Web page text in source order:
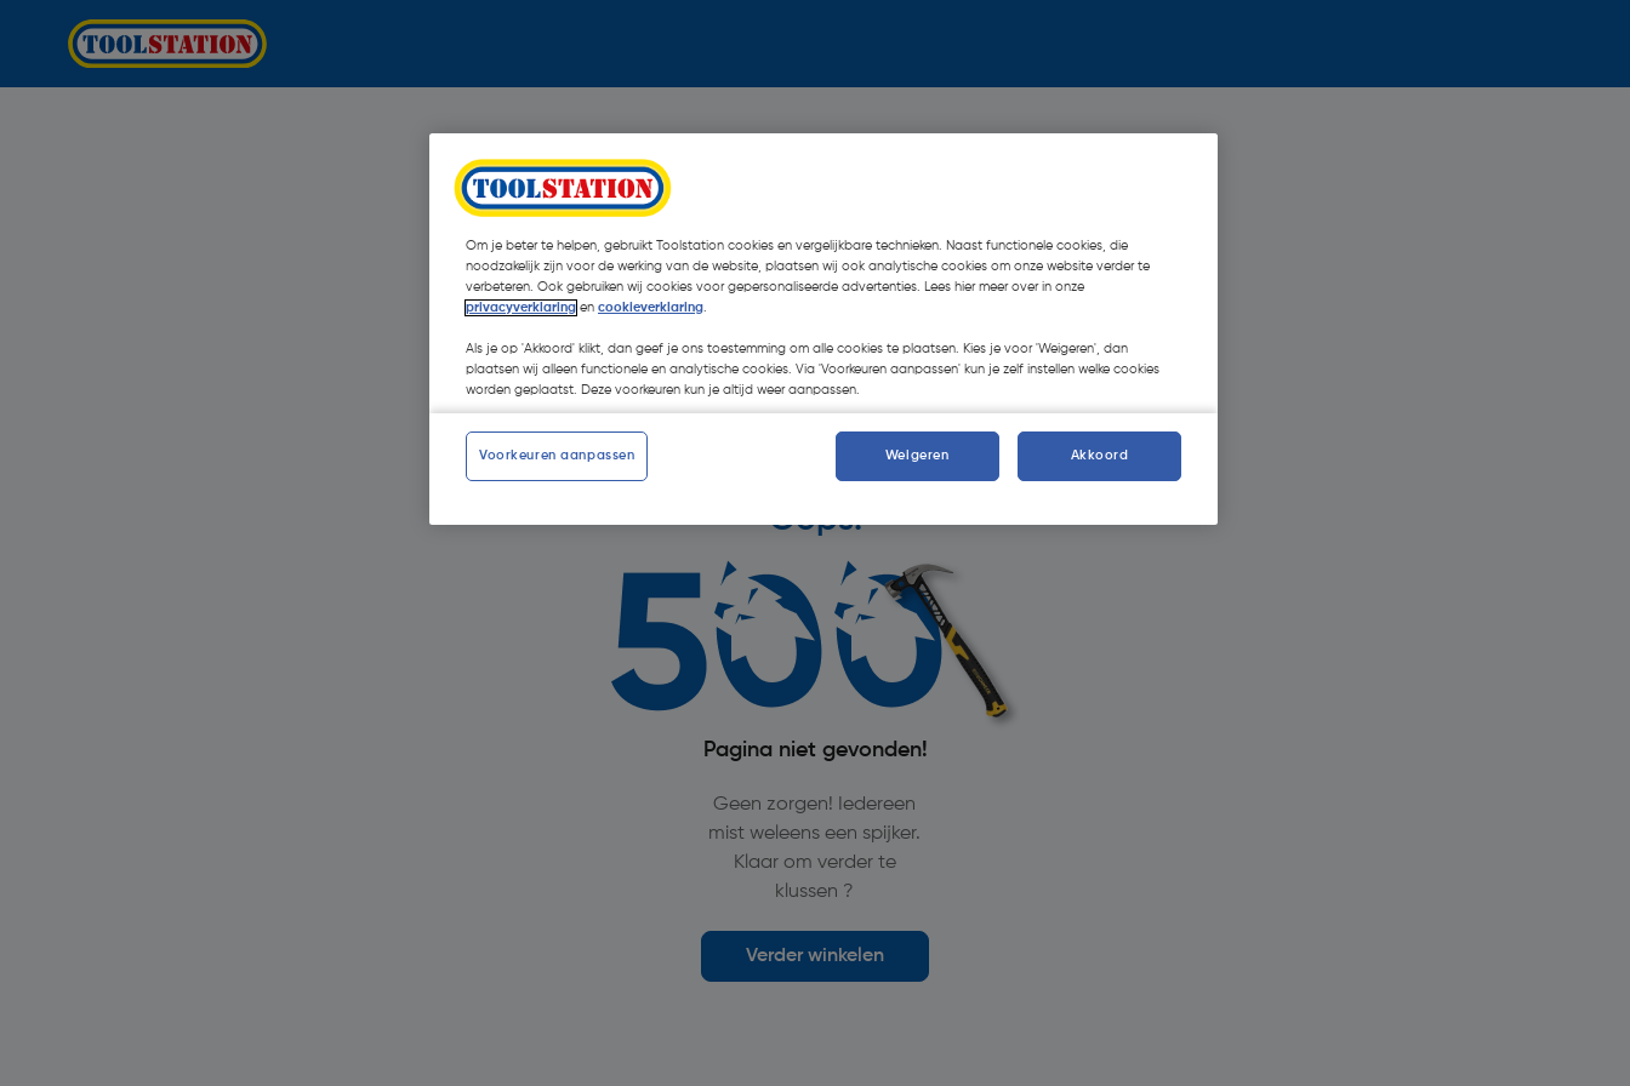
Oops!
Pagina niet gevonden!
Geen zorgen! Iedereen
mist weleens een spijker.
Klaar om verder te
klussen ?
Verder winkelen
Om je beter te helpen, gebruikt Toolstation cookies en vergelijkbare technieken. Naast functionele cookies, die
noodzakelijk zijn voor de werking van de website, plaatsen wij ook analytische cookies om onze website verder te
verbeteren. Ook gebruiken wij cookies voor gepersonaliseerde advertenties. Lees hier meer over in onze
privacyverklaring en cookieverklaring.
Als je op 'Akkoord' klikt, dan geef je ons toestemming om alle cookies te plaatsen. Kies je voor 'Weigeren', dan
plaatsen wij alleen functionele en analytische cookies. Via 'Voorkeuren aanpassen' kun je zelf instellen welke cookies
worden geplaatst. Deze voorkeuren kun je altijd weer aanpassen.
Voorkeuren aanpassen Weigeren Akkoord